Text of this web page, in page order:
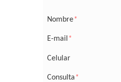
Nombre*
E-mail*
Celular
Consulta*